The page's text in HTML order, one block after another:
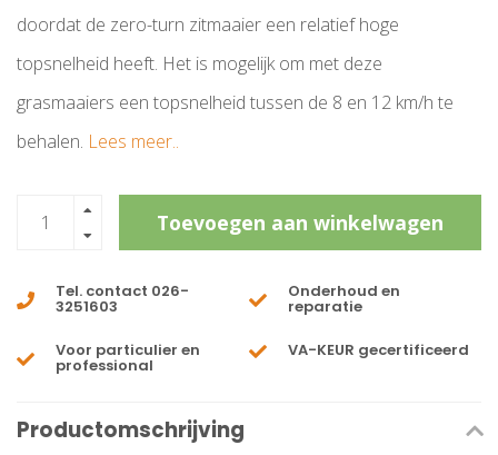
doordat de zero-turn zitmaaier een relatief hoge
topsnelheid heeft. Het is mogelijk om met deze
grasmaaiers een topsnelheid tussen de 8 en 12 km/h te
behalen. Lees meer..
Toevoegen aan winkelwagen
Tel. contact 026-
3251603
Onderhoud en
reparatie
Voor particulier en
professional
VA-KEUR gecertificeerd
Productomschrijving